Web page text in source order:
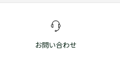
お問い合わせ